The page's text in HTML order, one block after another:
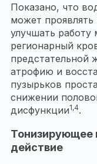
Показано, что
может
улучшать
регионарный
предстательной
атрофию и
пузырьков
снижении
дисфункции1,4.
действие